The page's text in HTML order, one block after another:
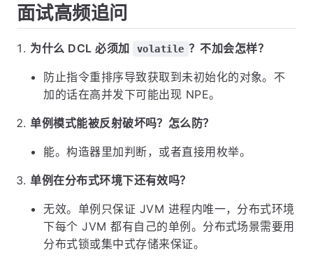
面试高频追问
为什么 DCL 必须加 volatile ？不加会怎样？
防止指令重排序导致获取到未初始化的对象。不
加的话在高并发下可能出现 NPE。
单例模式能被反射破坏吗？怎么防？
能。构造器里加判断，或者直接用枚举。
单例在分布式环境下还有效吗？
无效。单例只保证 JVM 进程内唯一，分布式环境
下每个 JVM 都有自己的单例。分布式场景需要用
分布式锁或集中式存储来保证。